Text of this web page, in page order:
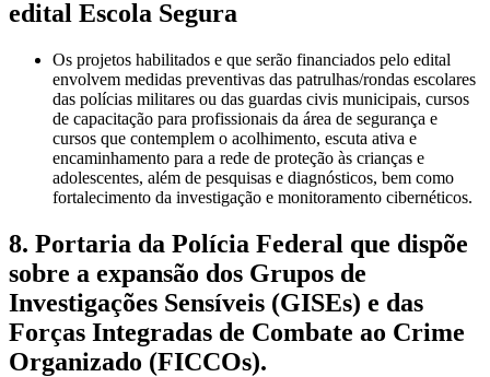
edital Escola Segura
Os projetos habilitados e que serão financiados pelo edital
envolvem medidas preventivas das patrulhas/rondas escolares
das polícias militares ou das guardas civis municipais, cursos
de capacitação para profissionais da área de segurança e
cursos que contemplem o acolhimento, escuta ativa e
encaminhamento para a rede de proteção às crianças e
adolescentes, além de pesquisas e diagnósticos, bem como
fortalecimento da investigação e monitoramento cibernéticos.
8. Portaria da Polícia Federal que dispõe
sobre a expansão dos Grupos de
Investigações Sensíveis (GISEs) e das
Forças Integradas de Combate ao Crime
Organizado (FICCOs).